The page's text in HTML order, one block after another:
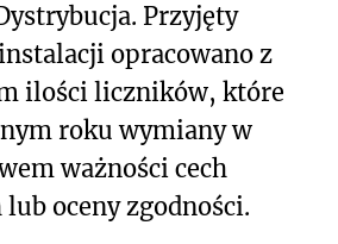
Przyjęty
opracowano z
ilości liczników, które
roku wymiany w
ważności cech
oceny zgodności.